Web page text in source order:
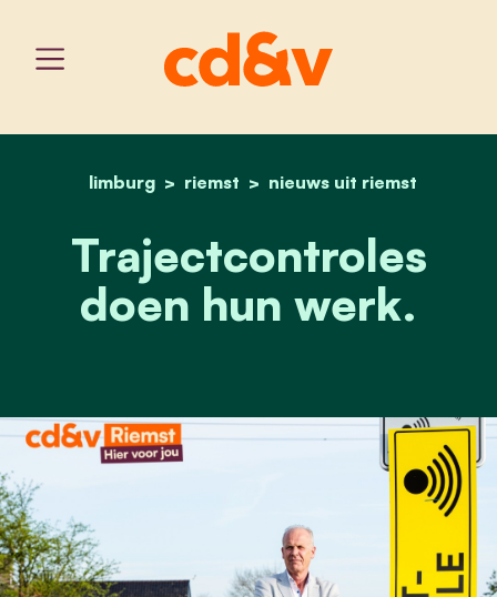
home
limburg riemst nieuws uit riemst
trajectcontroles doen
Trajectcontroles
doen hun werk.